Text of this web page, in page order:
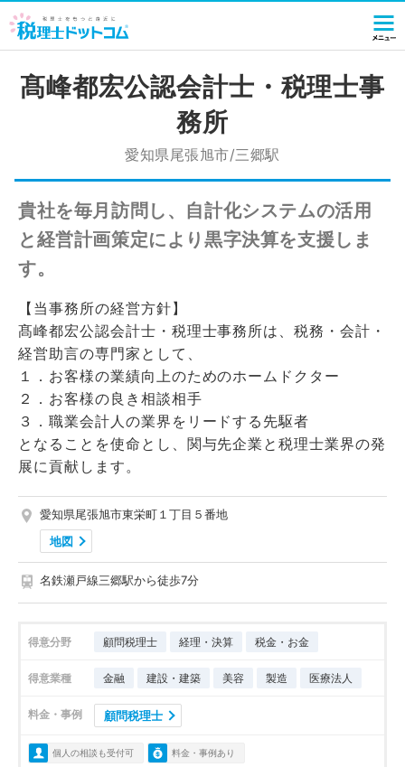
髙峰都宏公認会計士・税理士事
務所
愛知県尾張旭市/三郷駅
貴社を毎月訪問し、自計化システムの活用
と経営計画策定により黒字決算を支援しま
す。
【当事務所の経営方針】
髙峰都宏公認会計士・税理士事務所は、税務・会計・
経営助言の専門家として、
１．お客様の業績向上のためのホームドクター
２．お客様の良き相談相手
３．職業会計人の業界をリードする先駆者
となることを使命とし、関与先企業と税理士業界の発
展に貢献します。
愛知県尾張旭市東栄町１丁目５番地
地図
名鉄瀬戸線三郷駅から徒歩7分
得意分野 顧問税理士 経理・決算 税金・お金
得意業種 金融 建設・建築 美容 製造 医療法人
料金・事例 顧問税理士
個人の相談も受付可 料金・事例あり